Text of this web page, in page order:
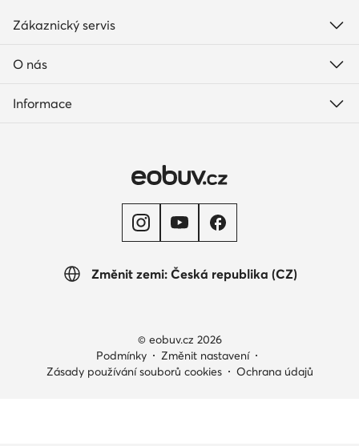
Změnit zemi: Česká republika (CZ)
Zákaznický servis
O nás
Informace
© eobuv.cz 2026
Podmínky
Změnit nastavení
Zásady používání souborů cookies
Ochrana údajů